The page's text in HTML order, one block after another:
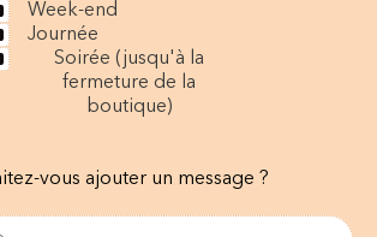
Week-end
Journée
Soirée (jusqu'à la
fermeture de la
boutique)
vous ajouter un message ?